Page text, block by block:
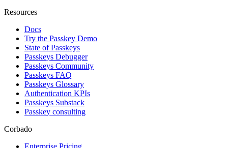
Resources
Docs
Try the Passkey Demo
State of Passkeys
Passkeys Debugger
Passkeys Community
Passkeys FAQ
Passkeys Glossary
Authentication KPIs
Passkeys Substack
Passkey consulting
Corbado
Enterprise Pricing